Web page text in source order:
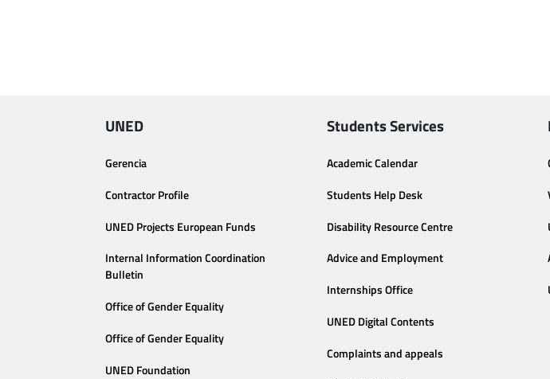
UNED
Gerencia
Contractor Profile
UNED Projects European Funds
Internal Information Coordination
Bulletin
Office of Gender Equality
Office of Gender Equality
UNED Foundation
Students Services
Academic Calendar
Students Help Desk
Disability Resource Centre
Advice and Employment
Internships Office
UNED Digital Contents
Complaints and appeals